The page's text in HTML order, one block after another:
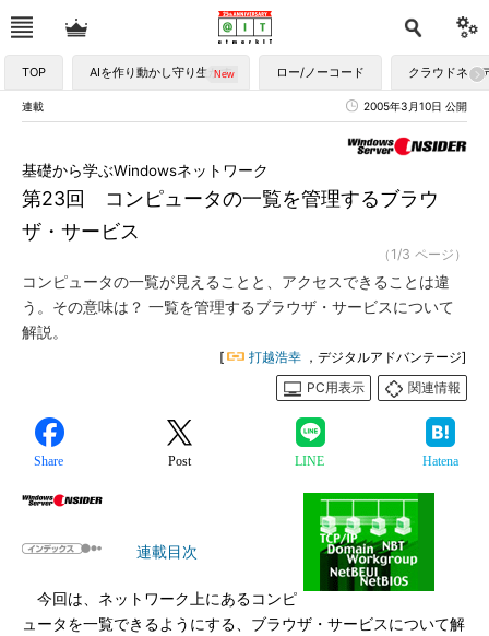
TOP AIを作り動かし守り生かす ロー/ノーコード クラウドネイ
連載 2005年3月10日 公開
第23回 コンピュータの一覧を管理するブラウ
ザ・サービス
基礎から学ぶWindowsネットワーク
（1/3 ページ）
コンピュータの一覧が見えることと、アクセスできることは違
う。その意味は？ 一覧を管理するブラウザ・サービスについて
解説。
[ 打越浩幸 ，デジタルアドバンテージ]
PC用表示
関連情報
Share Post LINE Hatena
連載目次
今回は、ネットワーク上にあるコンピ
ュータを一覧できるようにする、ブラウザ・サービスについて解